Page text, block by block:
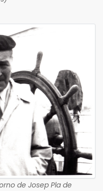
de Josep Pla de